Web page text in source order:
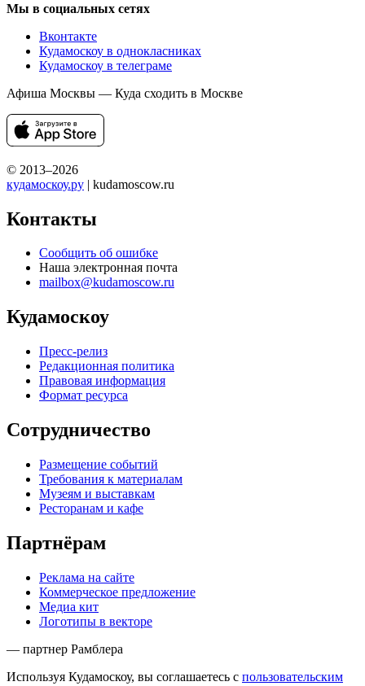
Мы в социальных сетях
Вконтакте
Кудамоскоу в однокласниках
Кудамоскоу в телеграме
Афиша Москвы — Куда сходить в Москве
© 2013–2026
кудамоскоу.ру | kudamoscow.ru
Контакты
Сообщить об ошибке
Наша электронная почта
mailbox@kudamoscow.ru
Кудамоскоу
Пресс-релиз
Редакционная политика
Правовая информация
Формат ресурса
Сотрудничество
Размещение событий
Требования к материалам
Музеям и выставкам
Ресторанам и кафе
Партнёрам
Реклама на сайте
Коммерческое предложение
Медиа кит
Логотипы в векторе
— партнер Рамблера
Используя Кудамоскоу, вы соглашаетесь с пользовательским